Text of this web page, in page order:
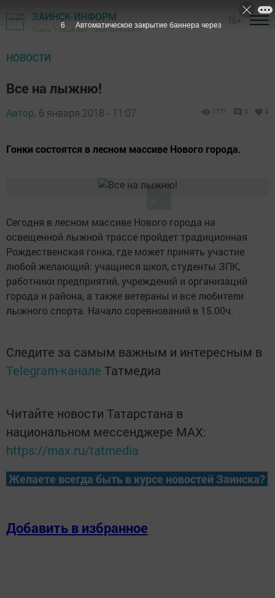
ЗАИНСК-ИНФОРМ
Газета "Новый Зай" - Заинский район
НОВОСТИ
Все на лыжню!
Автор, 6 января 2018 - 11:07 1771 0 0
Гонки состоятся в лесном массиве Нового города.
Сегодня в лесном массиве Нового города на
освещенной лыжной трассе пройдет традиционная
Рождественская гонка, где может принять участие
любой желающий: учащиеся школ, студенты ЗПК,
работники предприятий, учреждений и организаций
города и района, а также ветераны и все любители
лыжного спорта. Начало соревнований в 15.00ч.
Следите за самым важным и интересным в
Telegram-канале Татмедиа
Читайте новости Татарстана в
национальном мессенджере MАХ:
https://max.ru/tatmedia
Желаете всегда быть в курсе новостей Заинска?
Добавить в избранное
5 Автоматическое закрытие баннера через